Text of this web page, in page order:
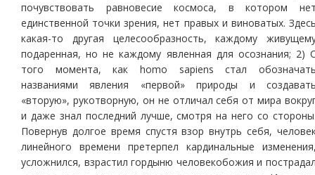
почувствовать равновесие космоса, в котором
единственной точки зрения, нет правых и виноватых.
какая-то другая целесообразность, каждому
подаренная, но не каждому явленная для осознания; 2)
того момента, как homo sapiens стал
названиями явления «первой» природы и
«вторую», рукотворную, он не отличал себя от мира
и даже знал последний лучше, смотря на него со
Повернув долгое время спустя взор внутрь себя,
линейного времени претерпел кардинальные
усложнился, взрастил гордыню человекобожия и